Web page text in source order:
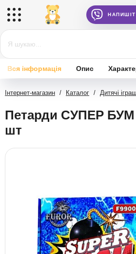
Вся інформація Опис
Інтернет-магазин / Каталог / Дитячі
Петарди СУПЕР БУМ
шт